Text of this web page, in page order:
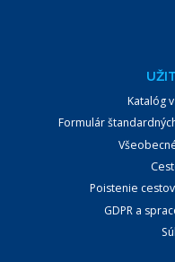
Katalóg
Formulár
Poistenie
GDPR a